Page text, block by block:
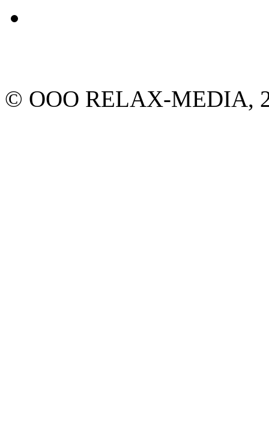
© ООО RELAX-MEDIA,